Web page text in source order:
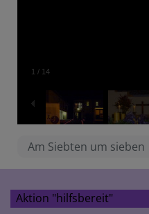
1 / 14
Am Siebten um sieben
Aktion "hilfsbereit"